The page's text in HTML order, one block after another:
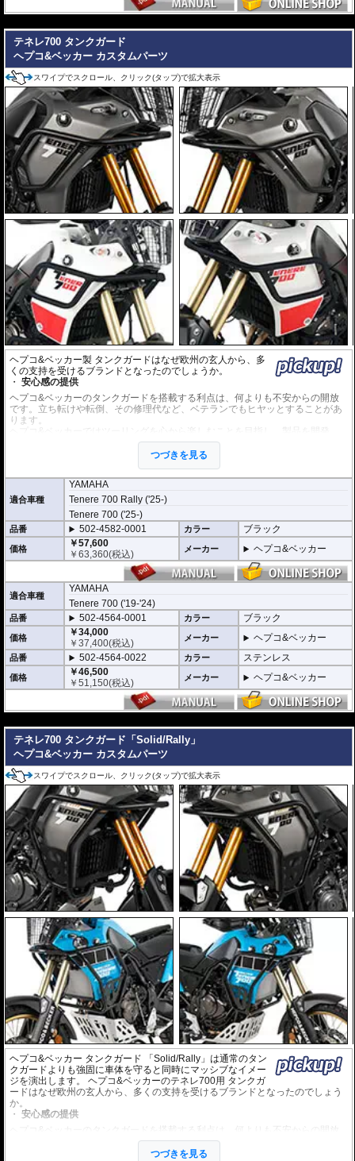
テネレ700 タンクガード
ヘプコ&ベッカー カスタムパーツ
スワイプでスクロール、クリック(タップ)で拡大表示
ヘプコ&ベッカー製 タンクガードはなぜ欧州の玄人から、多
くの支持を受けるブランドとなったのでしょうか。
安心感の提供
ヘプコ&ベッカーのタンクガードを搭載する利点は、何よりも不安からの開放
です。立ち転けや転倒、その修理代など、ベテランでもヒヤッとすることがあ
ります。
ヘプコ&ベッカーではツーリングを心から楽しむことを目指し、製品を開発、
万が一の有事から車体を守ります。直接のダメージを防ぐだけでなく、衝撃を
地面と車体の間への足の挟み込みなども防ぐことも大事な機能です。
品質の差別化
ヘプコ&ベッカーのタンクガードにはパイプ内部に性質の異なる特殊強化パイ
プをさらに1本追加させた2重構造を採用。
肉厚スチールの加工が施されている車両接合ポイントはトライ&エラーより導
きだされた耐衝撃性に優れた構造です。
また多点支持や、パイプのつなぎ方も差し込みタイプとすることで、充分な強
度を確保。
これらのこだわりを元に、各所にツーリングライフの向上に貢献できるよう工
夫が施されています。
※オプションにエンジンガード/タンクガード バッグ があります。
つづきを見る
適合車種
YAMAHA
Tenere 700 Rally ('25-)
Tenere 700 ('25-)
品番 502-4582-0001 カラー ブラック
価格
￥57,600
￥63,360(税込) メーカー ヘプコ&ベッカー
適合車種
YAMAHA
Tenere 700 ('19-'24)
品番 502-4564-0001 カラー ブラック
価格
￥34,000
￥37,400(税込) メーカー ヘプコ&ベッカー
品番 502-4564-0022 カラー ステンレス
価格
￥46,500
￥51,150(税込) メーカー ヘプコ&ベッカー
テネレ700 タンクガード「Solid/Rally」
ヘプコ&ベッカー カスタムパーツ
スワイプでスクロール、クリック(タップ)で拡大表示
ヘプコ&ベッカー タンクガード 「Solid/Rally」は通常のタン
クガードよりも強固に車体を守ると同時にマッシブなイメー
ジを演出します。 ヘプコ&ベッカーのテネレ700用 タンクガ
ードはなぜ欧州の玄人から、多くの支持を受けるブランドとなったのでしょう
か。
安心感の提供
ヘプコ&ベッカーのタンクガードを搭載する利点は、何よりも不安からの開放
です。立ち転けや転倒、その修理代など、ベテランでもヒヤッとすることがあ
つづきを見る